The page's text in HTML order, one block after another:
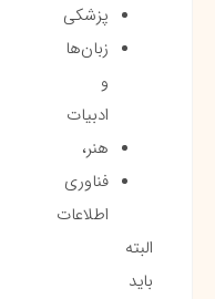
پزشکی
زبان‌ها
و
ادبیات
هنر،
فناوری
اطلاعات
البته
باید